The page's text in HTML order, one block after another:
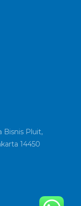
Bisnis Pluit,
14450